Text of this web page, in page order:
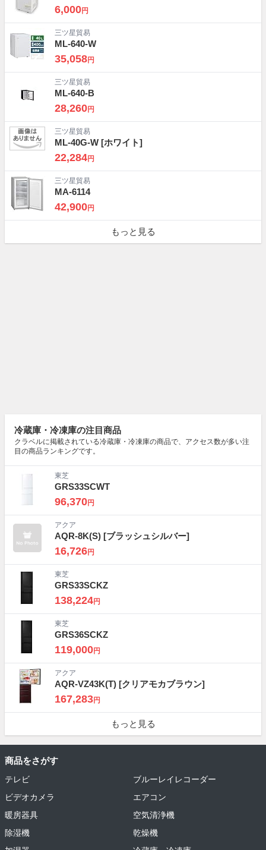
6,000円
三ツ星貿易
ML-640-W
35,058円
三ツ星貿易
ML-640-B
28,260円
三ツ星貿易
ML-40G-W [ホワイト]
22,284円
三ツ星貿易
MA-6114
42,900円
もっと見る
冷蔵庫・冷凍庫の注目商品
クラベルに掲載されている冷蔵庫・冷凍庫の商品で、アクセス数が多い注
目の商品ランキングです。
東芝
GRS33SCWT
96,370円
アクア
AQR-8K(S) [ブラッシュシルバー]
16,726円
東芝
GRS33SCKZ
138,224円
東芝
GRS36SCKZ
119,000円
アクア
AQR-VZ43K(T) [クリアモカブラウン]
167,283円
もっと見る
商品をさがす
テレビ
ブルーレイレコーダー
ビデオカメラ
エアコン
暖房器具
空気清浄機
除湿機
乾燥機